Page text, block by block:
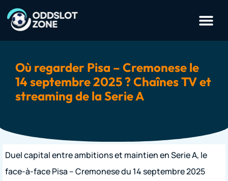
Où regarder Pisa – Cremonese le
14 septembre 2025 ? Chaînes TV et
streaming de la Serie A
Duel capital entre ambitions et maintien en Serie A, le
face-à-face Pisa – Cremonese du 14 septembre 2025